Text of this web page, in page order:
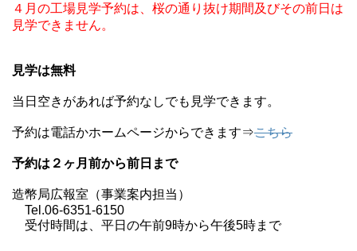
４月の工場見学予約は、桜の通り抜け期間及びその前日は
見学できません。
見学は無料
当日空きがあれば予約なしでも見学できます。
予約は電話かホームページからできます⇒こちら
予約は２ヶ月前から前日まで
造幣局広報室（事業案内担当）
Tel.06-6351-6150
受付時間は、平日の午前9時から午後5時まで